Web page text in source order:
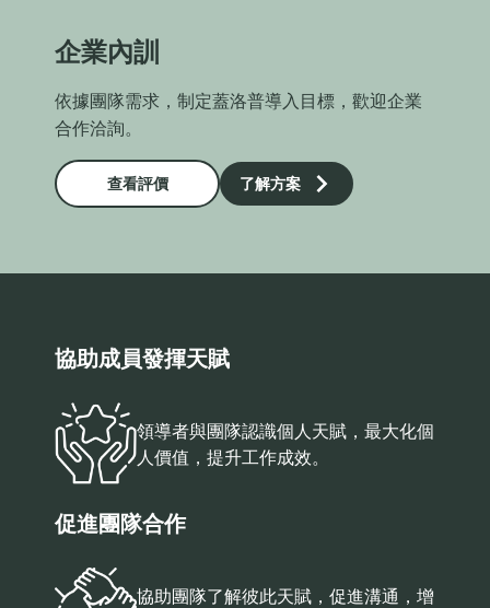
企業內訓
依據團隊需求，制定蓋洛普導入目標，歡迎企業
合作洽詢。
查看評價 了解方案
協助成員發揮天賦
領導者與團隊認識個人天賦，最大化個
人價值，提升工作成效。
促進團隊合作
協助團隊了解彼此天賦，促進溝通，增